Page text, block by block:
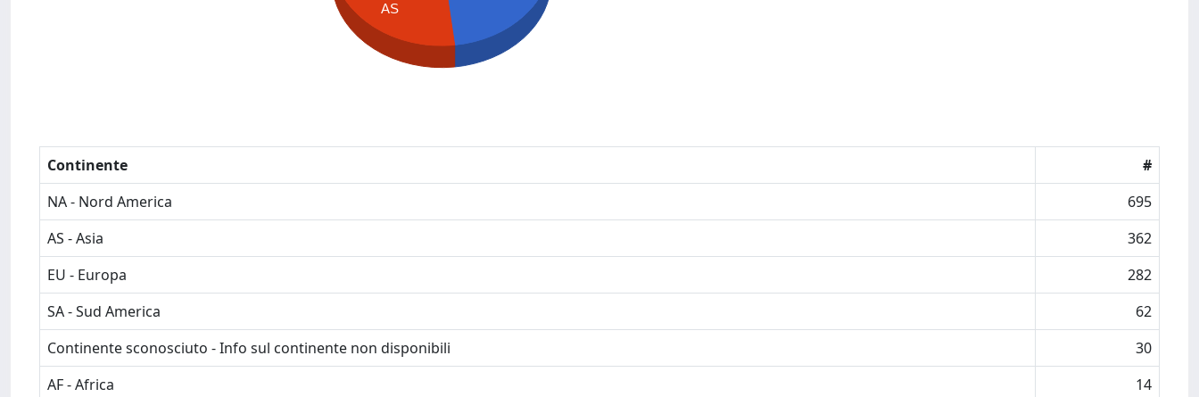
AS
Continente
#
NA - Nord America
695
AS - Asia
362
EU - Europa
282
SA - Sud America
62
Continente sconosciuto - Info sul continente non disponibili
30
AF - Africa
14